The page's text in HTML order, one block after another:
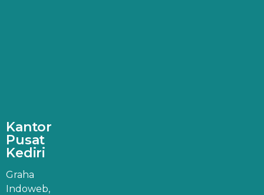
Kantor
Pusat
Kediri
Graha
Indoweb,